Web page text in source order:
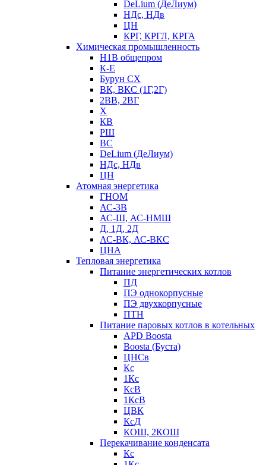
DeLium (ДеЛиум)
НДс, НДв
ЦН
КРГ, КРГЛ, КРГА
Химическая промышленность
Н1В общепром
К-Е
Бурун СХ
ВК, ВКС (1Г,2Г)
2ВВ, 2ВГ
Х
КВ
РШ
ВС
DeLium (ДеЛиум)
НДс, НДв
ЦН
Атомная энергетика
ГНОМ
АС-3В
АС-Ш, АС-НМШ
Д, 1Д, 2Д
АС-ВК, АС-ВКС
ЦНА
Тепловая энергетика
Питание энергетических котлов
ПД
ПЭ однокорпусные
ПЭ двухкорпусные
ПТН
Питание паровых котлов в котельных
APD Boosta
Boosta (Буста)
ЦНСв
Кс
1Кс
КсВ
1КсВ
ЦВК
КсД
КОШ, 2КОШ
Перекачивание конденсата
Кс